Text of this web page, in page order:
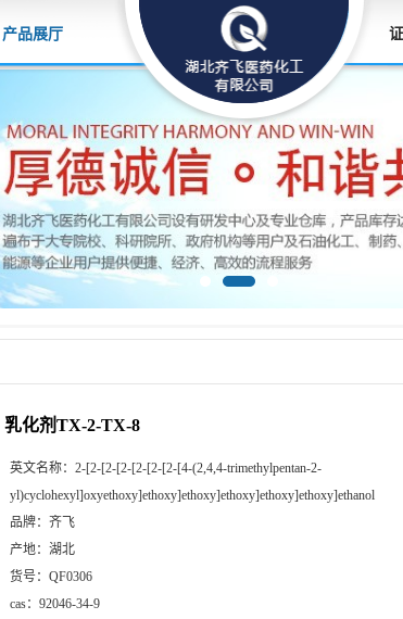
产品展厅
乳化剂TX-2-TX-8
英文名称： 2-[2-[2-[2-[2-[2-[2-[4-(2,4,4-trimethylpentan-2-
yl)cyclohexyl]oxyethoxy]ethoxy]ethoxy]ethoxy]ethoxy]ethoxy]ethanol
品牌： 齐飞
产地： 湖北
货号： QF0306
cas： 92046-34-9